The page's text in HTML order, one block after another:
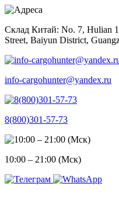
Skip
content
Склад Китай: No. 7, Hulian
Street, Baiyun District,
info-cargohunter@yandex.ru
8(800)301-57-73
10:00 – 21:00 (Мск)